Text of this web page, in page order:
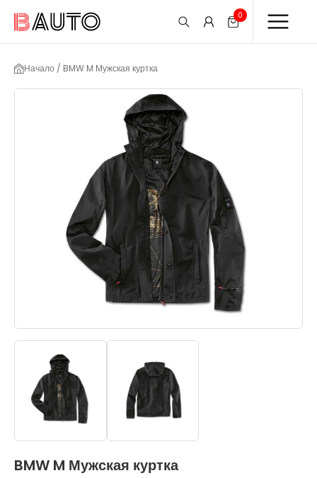
0
Начало / BMW M Мужская куртка
BMW M Мужская куртка